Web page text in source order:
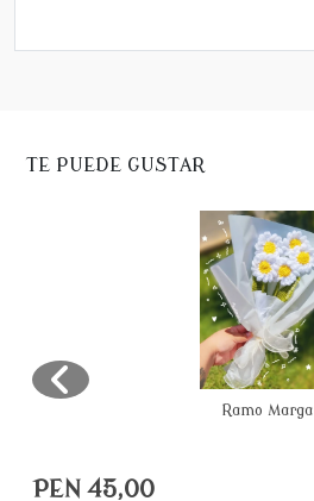
TE PUEDE GUSTAR
Ramo Marga
PEN 45,00